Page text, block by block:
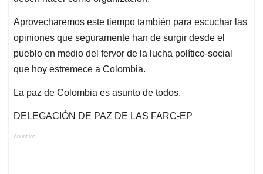
Aprovecharemos este tiempo también para escuchar las
opiniones que seguramente han de surgir desde el
pueblo en medio del fervor de la lucha político-social
que hoy estremece a Colombia.
La paz de Colombia es asunto de todos.
DELEGACIÓN DE PAZ DE LAS FARC-EP
Anuncios.